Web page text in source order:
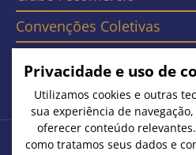
Convenções Coletivas
Contato
Copyright © 2026. Todos
Privacidade e uso de
Utilizamos cookies e outras
sua experiência de
oferecer conteúdo
como tratamos seus dados e